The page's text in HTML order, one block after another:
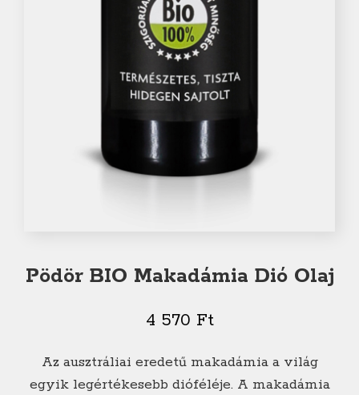
Pödör BIO Makadámia Dió Olaj
4 570 Ft
Az ausztráliai eredetű makadámia a világ
egyik legértékesebb dióféléje. A makadámia